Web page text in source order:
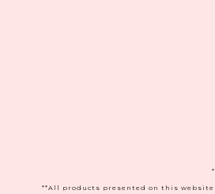
**All products presented on this